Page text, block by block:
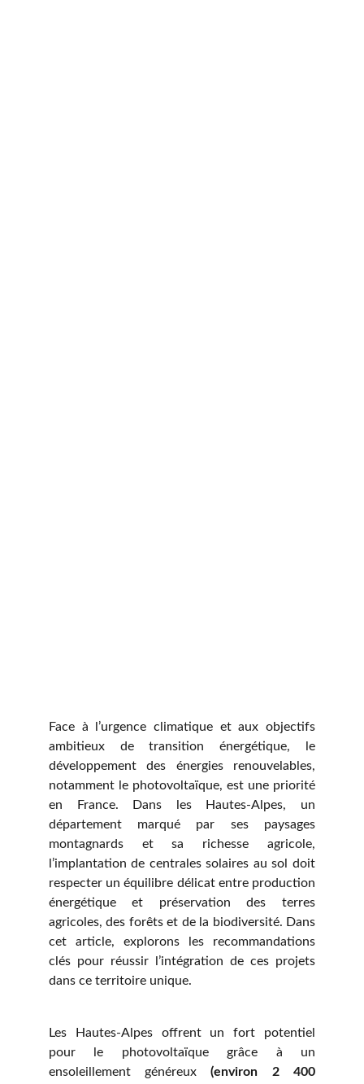
Face à l’urgence climatique et aux objectifs
ambitieux de transition énergétique, le
développement des énergies renouvelables,
notamment le photovoltaïque, est une priorité
en France. Dans les Hautes-Alpes, un
département marqué par ses paysages
montagnards et sa richesse agricole,
l’implantation de centrales solaires au sol doit
respecter un équilibre délicat entre production
énergétique et préservation des terres
agricoles, des forêts et de la biodiversité. Dans
cet article, explorons les recommandations
clés pour réussir l’intégration de ces projets
dans ce territoire unique.
Les Hautes-Alpes offrent un fort potentiel
pour le photovoltaïque grâce à un
ensoleillement généreux(environ 2 400